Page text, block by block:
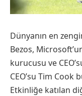
Dünyanın en
Bezos,
kurucusu ve
CEO’su Tim Cook
Etkinliğe katılan